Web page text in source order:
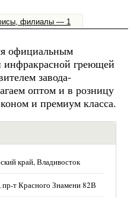
филиалы — 1
официальным
инфракрасной греющей
завода-
оптом и в розницу
и премиум класса.
край, Владивосток
т Красного Знамени 82В